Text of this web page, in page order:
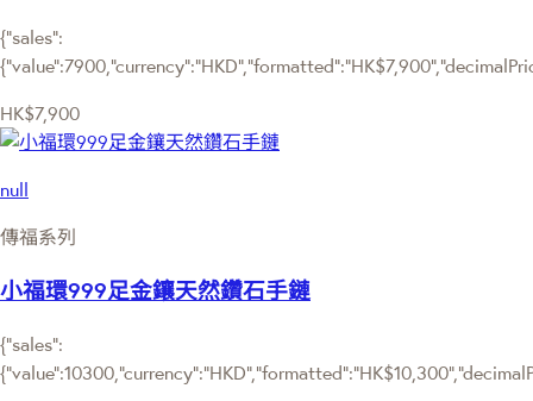
{"sales":
HK$7,900
null
傳福系列
小福環999足金鑲天然鑽石手鏈
{"sales":